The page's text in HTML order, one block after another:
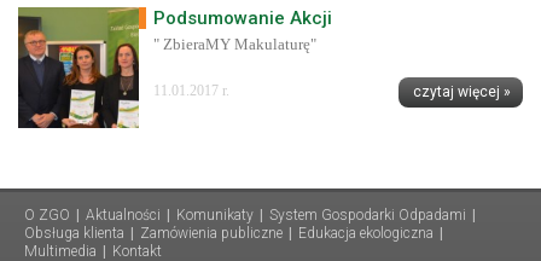
Podsumowanie Akcji
" ZbieraMY Makulaturę"
11.01.2017 r. czytaj więcej »
O ZGO Aktualności Komunikaty System Gospodarki Odpadami
Obsługa klienta
Zamówienia publiczne Edukacja ekologiczna
Multimedia
Kontakt